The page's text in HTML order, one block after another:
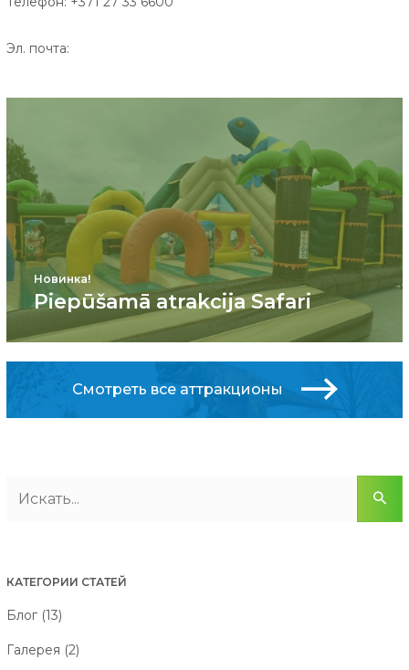
Эл. почта:
Новинка!
Piepūšamā atrakcija Safari
Смотреть все аттракционы
КАТЕГОРИИ СТАТЕЙ
Блог (13)
Галерея (2)